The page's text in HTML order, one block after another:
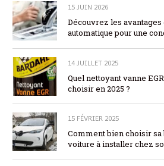
15 JUIN 2026
Découvrez les
automatique pour une
14 JUILLET 2025
Quel nettoyant vanne
choisir en 2025 ?
15 FÉVRIER 2025
Comment bien choisir
voiture à installer chez